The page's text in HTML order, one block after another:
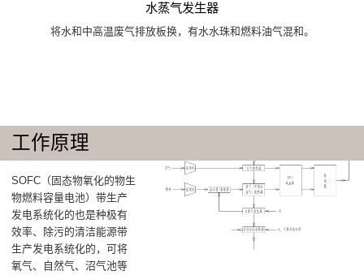
水蒸气发生器
将水和中高温废气排放板换，有水水珠和燃料油气混和。
工作原理
SOFC（固态物氧化的物生
物燃料容量电池）带生产
发电系统化的也是种极有
效率、除污的清洁能源带
生产发电系统化的，可将
氧气、自然气、沼气池等